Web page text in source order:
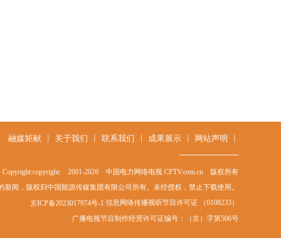
网站声明
成果展示
联系我们
关于我们
融媒矩献
Copyright:copyright: 2001-2026 中国电力网络电视 CPTV.com.cn 版权所有
新闻，版权归中国能源传媒集团有限公司所有。未经授权，禁止下载使用。
京ICP备2023017974号-1 信息网络传播视听节目许可证 （0108233）
广播电视节目制作经营许可证编号：（京）字第506号